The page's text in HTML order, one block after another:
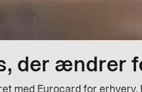
der ændrer